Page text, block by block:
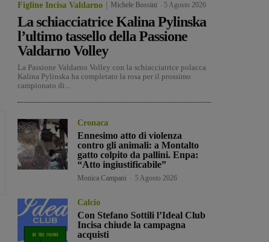
Figline Incisa Valdarno Michele Bossini 5 Agosto 2026
La schiacciatrice Kalina Pylinska
l’ultimo tassello della Passione
Valdarno Volley
La Passione Valdarno Volley con la schiacciatrice polacca
Kalina Pylinska ha completato la rosa per il prossimo
campionato di...
Cronaca
Ennesimo atto di violenza
contro gli animali: a Montalto
gatto colpito da pallini. Enpa:
“Atto ingiustificabile”
Monica Campani 5 Agosto 2026
Calcio
Con Stefano Sottili l’Ideal Club
Incisa chiude la campagna
acquisti